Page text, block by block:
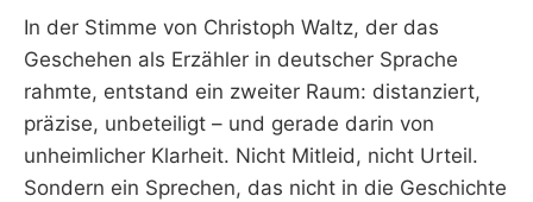
In der Stimme von Christoph Waltz, der das
Geschehen als Erzähler in deutscher Sprache
rahmte, entstand ein zweiter Raum: distanziert,
präzise, unbeteiligt – und gerade darin von
unheimlicher Klarheit. Nicht Mitleid, nicht Urteil.
Sondern ein Sprechen, das nicht in die Geschichte